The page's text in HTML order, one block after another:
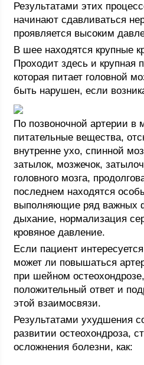
Результатами этих
начинают сдавливаться
проявляется высоким
В шее находятся крупные
Проходит здесь и крупная
которая питает головной
быть нарушен, если
По позвоночной артерии в
питательные вещества,
внутренне ухо, спинной
затылок, мозжечок,
головного мозга,
последнем находятся
выполняющие ряд важных
дыхание, нормализация
кровяное давление.
Если пациент
может ли повышаться
при шейном
положительный ответ и
этой взаимосвязи.
Результатами ухудшения
развитии остеохондроза,
осложнения болезни, как: